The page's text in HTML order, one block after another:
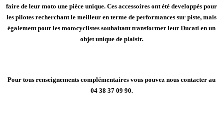
faire de leur moto une pièce unique. Ces accessoires ont été developpés pour
les pilotes recherchant le meilleur en terme de performances sur piste, mais
également pour les motocyclistes souhaitant transformer leur Ducati en un
objet unique de plaisir.
Pour tous renseignements complémentaires vous pouvez nous contacter au
04 38 37 09 90.